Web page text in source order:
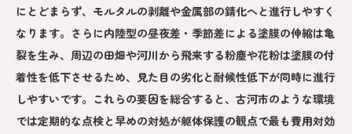
にとどまらず、モルタルの剥離や金属部の錆化へと進行しやすく
なります。さらに内陸型の昼夜差・季節差による塗膜の伸縮は亀
裂を生み、周辺の田畑や河川から飛来する粉塵や花粉は塗膜の付
着性を低下させるため、見た目の劣化と耐候性低下が同時に進行
しやすいです。これらの要因を総合すると、古河市のような環境
では定期的な点検と早めの対処が躯体保護の観点で最も費用対効